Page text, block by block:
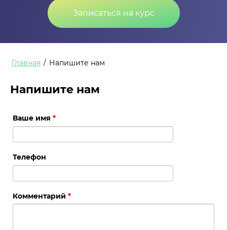
Записаться на курс
Главная / Напишите нам
Напишите нам
Ваше имя*
Телефон
Комментарий*